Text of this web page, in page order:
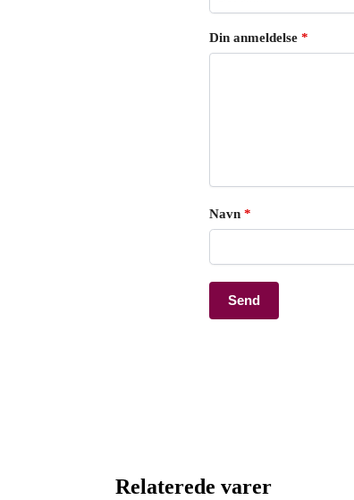
Din anmeldelse *
Navn *
Relaterede varer